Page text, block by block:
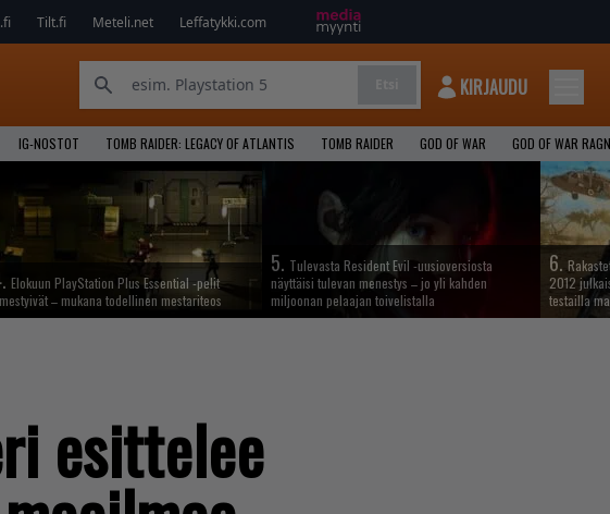
Tilt.fi Meteli.net Leffatykki.com
KIRJAUDU
IG-NOSTOT TOMB RAIDER: LEGACY OF ATLANTIS TOMB RAIDER GOD OF WAR GOD OF WAR
Elokuun PlayStation Plus Essential -pelit
– mukana todellinen mestariteos
5. Tulevasta Resident Evil -uusioversiosta
näyttäisi tulevan menestys – jo yli kahden
miljoonan pelaajan toivelistalla
6.
2012
testailla
esittelee